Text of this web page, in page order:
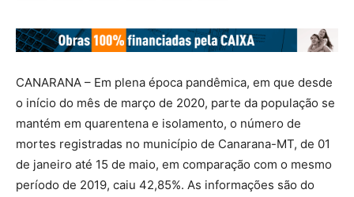
CANARANA – Em plena época pandêmica, em que desde
o início do mês de março de 2020, parte da população se
mantém em quarentena e isolamento, o número de
mortes registradas no município de Canarana-MT, de 01
de janeiro até 15 de maio, em comparação com o mesmo
período de 2019, caiu 42,85%. As informações são do